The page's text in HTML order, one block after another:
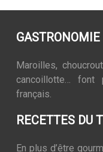
Maroilles,
cancoillotte… font
français.
RECETTES DU
En plus d’être